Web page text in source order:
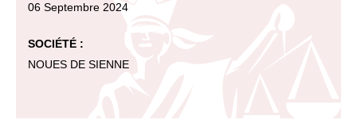
06 Septembre 2024
SOCIÉTÉ :
NOUES DE SIENNE